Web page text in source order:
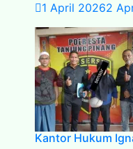
1 April 20262
Kantor Hukum